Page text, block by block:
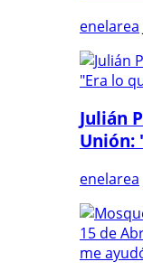
enelarea
Julián
Unión:
enelarea